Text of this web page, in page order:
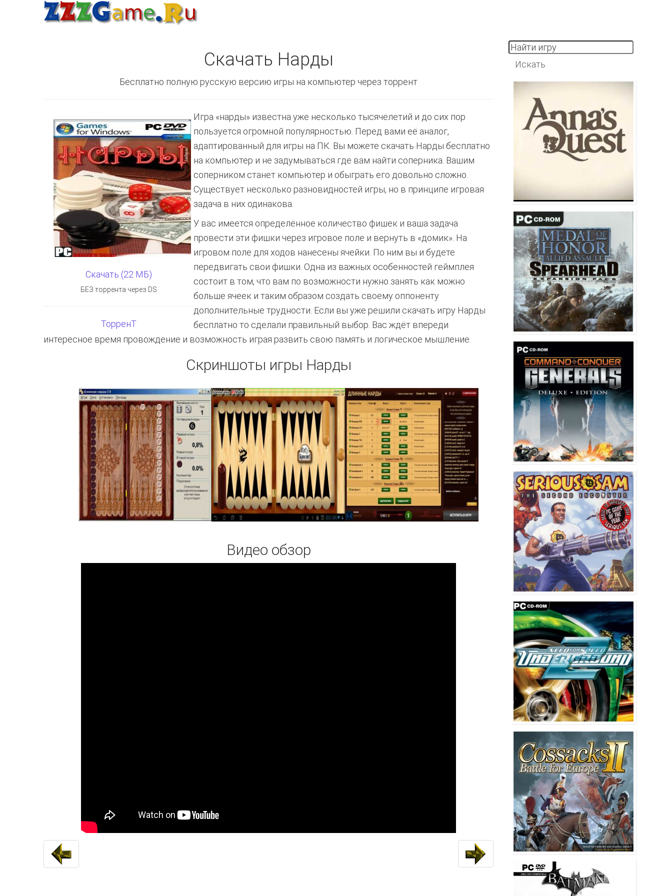
Скачать Нарды
Бесплатно полную русскую версию игры на компьютер через торрент
Скачать (22 МБ)
БЕЗ торрента через DS
ТорренТ
Игра «нарды» известна уже несколько тысячелетий и до сих пор
пользуется огромной популярностью. Перед вами её аналог,
адаптированный для игры на ПК. Вы можете скачать Нарды бесплатно
на компьютер и не задумываться где вам найти соперника. Вашим
соперником станет компьютер и обыграть его довольно сложно.
Существует несколько разновидностей игры, но в принципе игровая
задача в них одинакова.
У вас имеется определённое количество фишек и ваша задача
провести эти фишки через игровое поле и вернуть в «домик». На
игровом поле для ходов нанесены ячейки. По ним вы и будете
передвигать свои фишки. Одна из важных особенностей геймплея
состоит в том, что вам по возможности нужно занять как можно
больше ячеек и таким образом создать своему оппоненту
дополнительные трудности. Если вы уже решили скачать игру Нарды
бесплатно то сделали правильный выбор. Вас ждёт впереди
интересное время провождение и возможность играя развить свою память и логическое мышление.
Скриншоты игры Нарды
Видео обзор